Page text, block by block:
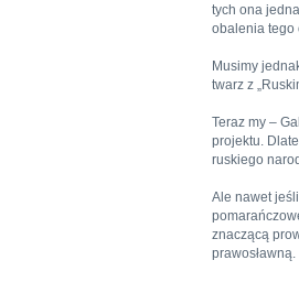
tych ona
obalenia tego
Musimy
twarz z
Teraz my –
projektu.
ruskiego
Ale nawet
znaczącą
prawosławną.